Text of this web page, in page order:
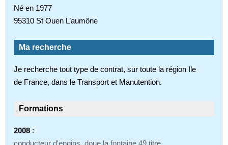
Né en 1977
95310 St Ouen L’aumône
Ma recherche
Je recherche tout type de contrat, sur toute la région Ile
de France, dans le Transport et Manutention.
Formations
2008 :
conducteur d'engins, doue la fontaine 49 titre